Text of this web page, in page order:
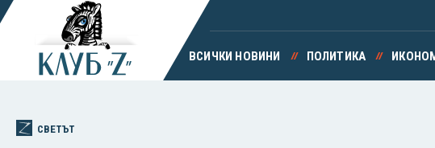
ВСИЧКИ НОВИНИ ПОЛИТИКА
СВЕТЪТ